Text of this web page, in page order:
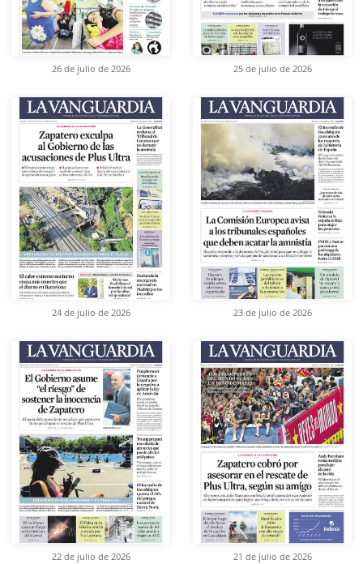
26 de julio de 2026 25 de julio de 2026
24 de julio de 2026 23 de julio de 2026
22 de julio de 2026 21 de julio de 2026